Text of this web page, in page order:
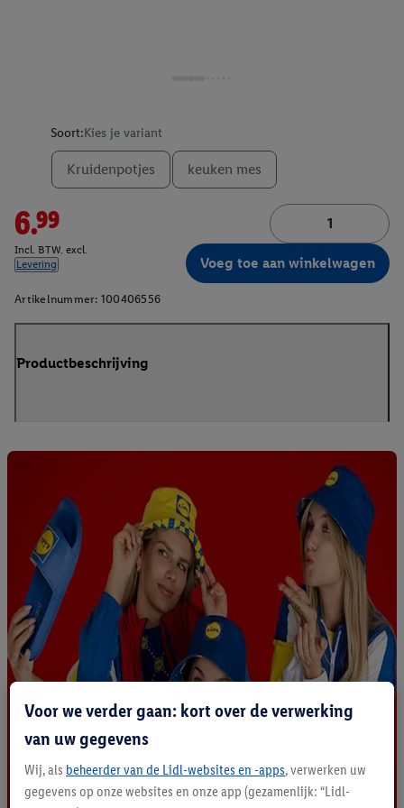
Soort:Kies je variant
Kruidenpotjes keuken mes
6.99
Incl. BTW. excl.
Levering
Voeg toe aan winkelwagen
Artikelnummer: 100406556
Productbeschrijving
Voor we verder gaan: kort over de verwerking
van uw gegevens
Wij, als beheerder van de Lidl-websites en -apps, verwerken uw
gegevens op onze websites en onze app (gezamenlijk: “Lidl-